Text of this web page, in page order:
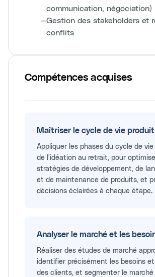
communication, négociation)
—Gestion des stakeholders et
conflits
Compétences acquises
Maîtriser le cycle de vie produit
Appliquer les phases du cycle de
de l'idéation au retrait, pour
stratégies de développement, de
et de maintenance de produits, et
décisions éclairées à chaque étape.
Analyser le marché et les
Réaliser des études de marché
identifier précisément les besoins
des clients, et segmenter le marché